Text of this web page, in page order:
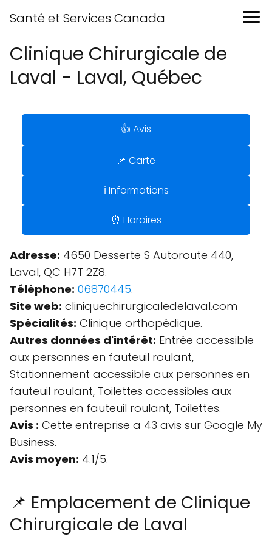
Santé et Services Canada
Clinique Chirurgicale de
Laval - Laval, Québec
👍 Avis
📌 Carte
ℹ️ Informations
⏰ Horaires
Adresse: 4650 Desserte S Autoroute 440,
Laval, QC H7T 2Z8.
Téléphone: 06870445.
Site web: cliniquechirurgicaledelaval.com
Spécialités: Clinique orthopédique.
Autres données d'intérêt: Entrée accessible
aux personnes en fauteuil roulant,
Stationnement accessible aux personnes en
fauteuil roulant, Toilettes accessibles aux
personnes en fauteuil roulant, Toilettes.
Avis : Cette entreprise a 43 avis sur Google My
Business.
Avis moyen: 4.1/5.
📌 Emplacement de Clinique
Chirurgicale de Laval